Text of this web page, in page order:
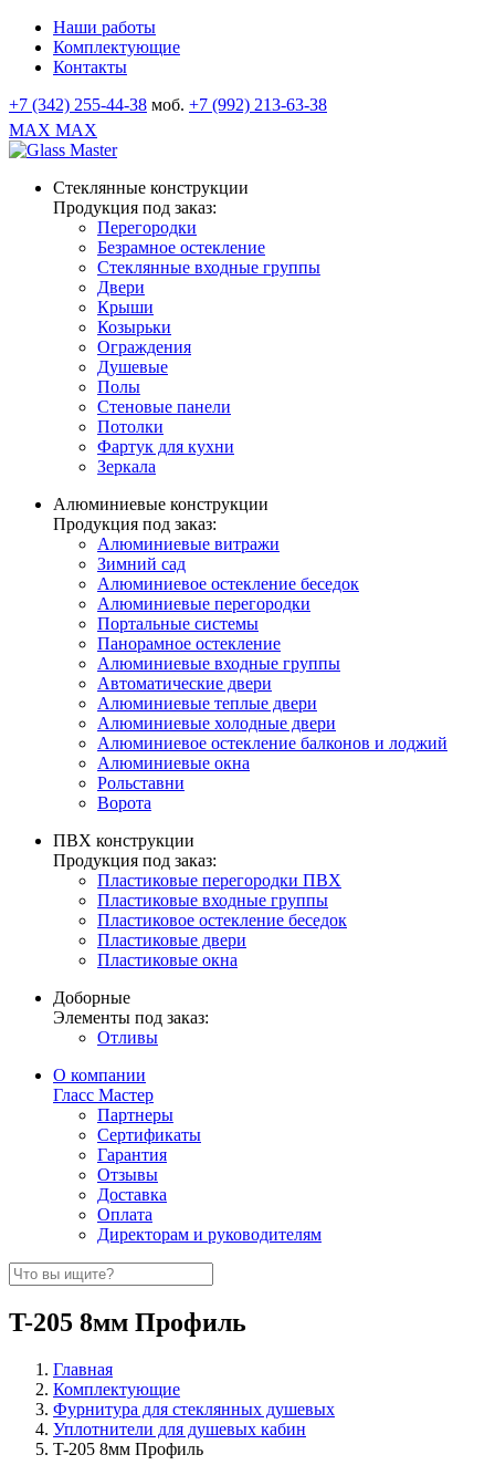
Наши работы
Комплектующие
Контакты
+7 (342) 255-44-38 моб. +7 (992) 213-63-38
MAX MAX
Стеклянные конструкции
Продукция под заказ:
Перегородки
Безрамное остекление
Стеклянные входные группы
Двери
Крыши
Козырьки
Ограждения
Душевые
Полы
Стеновые панели
Потолки
Фартук для кухни
Зеркала
Алюминиевые конструкции
Продукция под заказ:
Алюминиевые витражи
Зимний сад
Алюминиевое остекление беседок
Алюминиевые перегородки
Портальные системы
Панорамное остекление
Алюминиевые входные группы
Автоматические двери
Алюминиевые теплые двери
Алюминиевые холодные двери
Алюминиевое остекление балконов и лоджий
Алюминиевые окна
Рольставни
Ворота
ПВХ конструкции
Продукция под заказ:
Пластиковые перегородки ПВХ
Пластиковые входные группы
Пластиковое остекление беседок
Пластиковые двери
Пластиковые окна
Доборные
Элементы под заказ:
Отливы
О компании
Гласс Мастер
Партнеры
Сертификаты
Гарантия
Отзывы
Доставка
Оплата
Директорам и руководителям
T-205 8мм Профиль
Главная
Комплектующие
Фурнитура для стеклянных душевых
Уплотнители для душевых кабин
T-205 8мм Профиль